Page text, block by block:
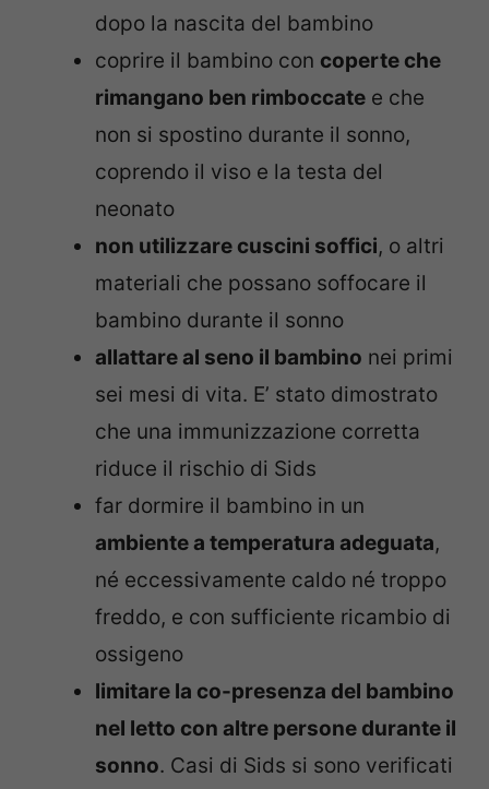
dopo la nascita del bambino
coprire il bambino con coperte che
rimangano ben rimboccate e che
non si spostino durante il sonno,
coprendo il viso e la testa del
neonato
non utilizzare cuscini soffici, o altri
materiali che possano soffocare il
bambino durante il sonno
allattare al seno il bambino nei primi
sei mesi di vita. E’ stato dimostrato
che una immunizzazione corretta
riduce il rischio di Sids
far dormire il bambino in un
ambiente a temperatura adeguata,
né eccessivamente caldo né troppo
freddo, e con sufficiente ricambio di
ossigeno
limitare la co-presenza del bambino
nel letto con altre persone durante il
sonno. Casi di Sids si sono verificati